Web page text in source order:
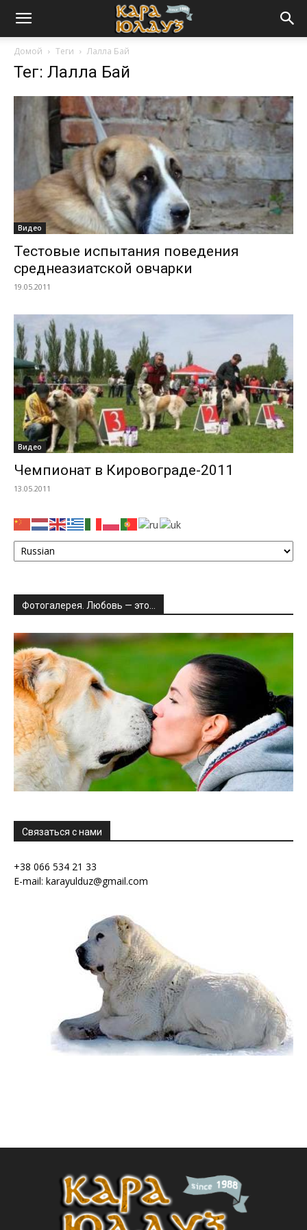
Домой Теги Лалла Бай
Тег: Лалла Бай
Видео
Тестовые испытания поведения
среднеазиатской овчарки
19.05.2011
Видео
Чемпионат в Кировограде-2011
13.05.2011
Фотогалерея. Любовь — это…
Связаться с нами
+38 066 534 21 33
E-mail: karayulduz@gmail.com